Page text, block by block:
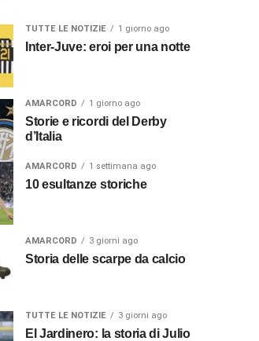
TUTTE LE NOTIZIE 1 giorno ago
Inter-Juve: eroi per una notte
AMARCORD 1 giorno ago
Storie e ricordi del Derby
d’Italia
AMARCORD 1 settimana ago
10 esultanze storiche
AMARCORD 3 giorni ago
Storia delle scarpe da calcio
TUTTE LE NOTIZIE 3 giorni ago
El Jardinero: la storia di Julio